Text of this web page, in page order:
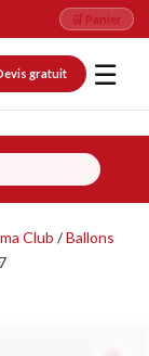
🛒 Panier
gratuit ☰
Club /Ballons